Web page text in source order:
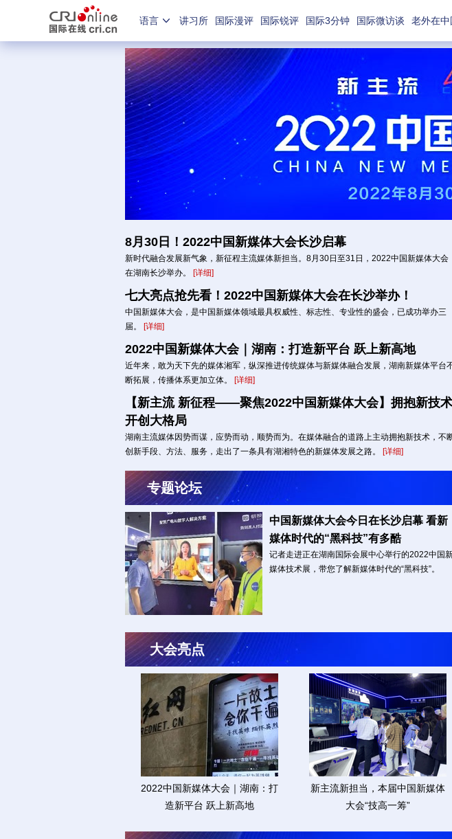
语言 讲习所 国际漫评 国际锐评 国际3分钟 国际微访谈 老外在中
8月30日！2022中国新媒体大会长沙启幕
新时代融合发展新气象，新征程主流媒体新担当。8月30日至31日，2022中国新媒体大会
在湖南长沙举办。
[详细]
七大亮点抢先看！2022中国新媒体大会在长沙举办！
中国新媒体大会，是中国新媒体领域最具权威性、标志性、专业性的盛会，已成功举办三
届。
[详细]
2022中国新媒体大会｜湖南：打造新平台 跃上新高地
近年来，敢为天下先的媒体湘军，纵深推进传统媒体与新媒体融合发展，湖南新媒体平台
断拓展，传播体系更加立体。
[详细]
【新主流 新征程——聚焦2022中国新媒体大会】拥抱新技术
开创大格局
湖南主流媒体因势而谋，应势而动，顺势而为。在媒体融合的道路上主动拥抱新技术，不
创新手段、方法、服务，走出了一条具有湖湘特色的新媒体发展之路。
[详细]
专题论坛
中国新媒体大会今日在长沙启幕 看新
媒体时代的“黑科技”有多酷
记者走进正在湖南国际会展中心举行的2022中国
媒体技术展，带您了解新媒体时代的“黑科技”。
大会亮点
2022中国新媒体大会｜湖南：打
造新平台 跃上新高地
新主流新担当，本届中国新媒体
大会“技高一筹”